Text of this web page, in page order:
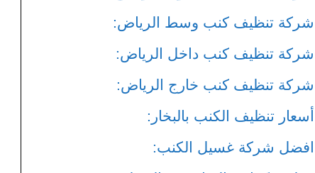
شركة تنظيف كنب وسط الرياض:
شركة تنظيف كنب داخل الرياض:
شركة تنظيف كنب خارج الرياض:
أسعار تنظيف الكنب بالبخار:
افضل شركة غسيل الكنب: